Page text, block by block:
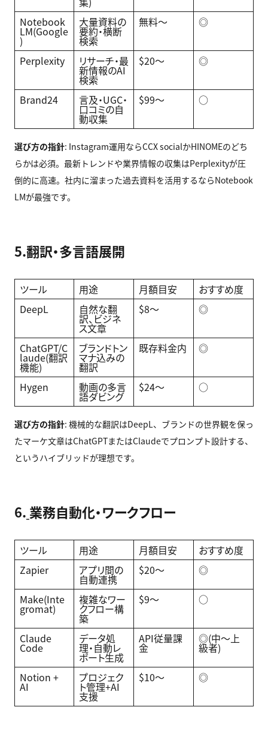
Notebook
LM(Google
)
大量資料の
要約・横断
検索
無料〜 ◎
Perplexity リサーチ・最
新情報のAI
検索
$20〜 ◎
Brand24 言及・UGC・
口コミの自
動収集
$99〜 ○
選び方の指針: Instagram運用ならCCX socialかHINOMEのどち
らかは必須。最新トレンドや業界情報の収集はPerplexityが圧
倒的に高速。社内に溜まった過去資料を活用するならNotebook
LMが最強です。
5.翻訳・多言語展開
ツール 用途 月額目安
おすすめ度
DeepL
自然な翻
訳、ビジネ
ス文章
$8〜 ◎
ChatGPT/C
laude(翻訳
機能)
ブランドトン
マナ込みの
翻訳
既存料金内 ◎
Hygen 動画の多言
語ダビング
$24〜 ○
選び方の指針: 機械的な翻訳はDeepL、ブランドの世界観を保っ
たマーケ文章はChatGPTまたはClaudeでプロンプト設計する、
というハイブリッドが理想です。
6. 業務自動化・ワークフロー
ツール 用途 月額目安
おすすめ度
Zapier
アプリ間の
自動連携
$20〜 ◎
Make(Inte
gromat)
複雑なワー
クフロー構
築
$9〜 ○
Claude
Code
データ処
理・自動レ
ポート生成
API従量課
金
◎(中〜上
級者)
Notion +
AI
プロジェク
ト管理+AI
支援
$10〜 ◎